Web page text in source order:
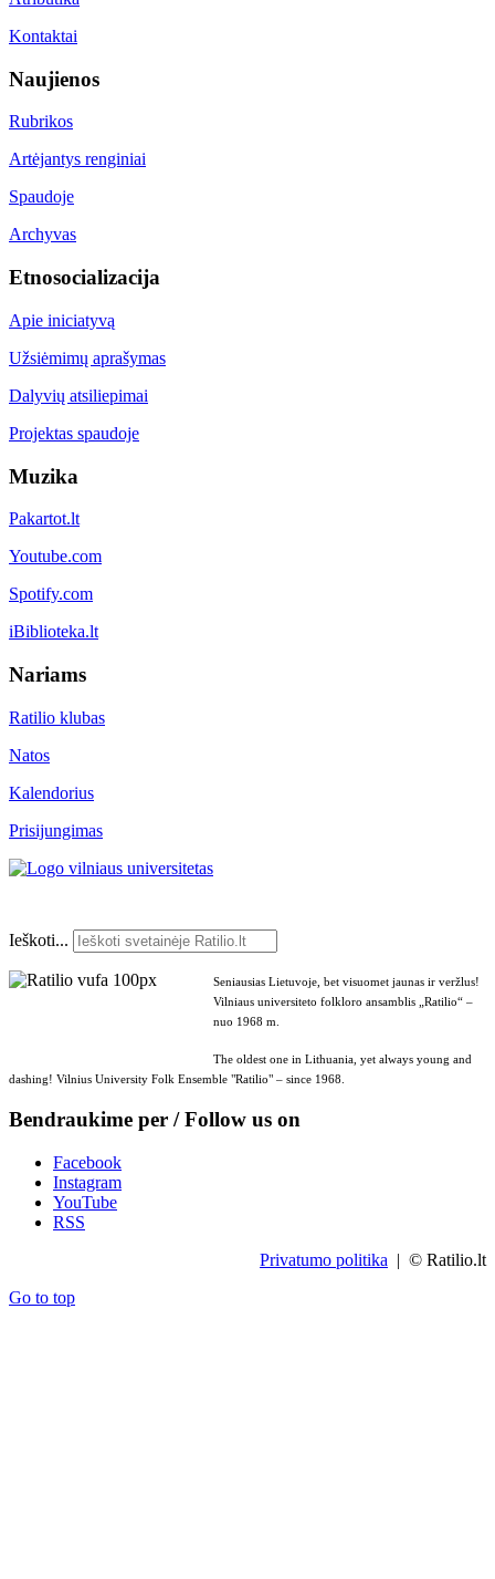
Kontaktai
Naujienos
Rubrikos
Artėjantys renginiai
Spaudoje
Archyvas
Etnosocializacija
Apie iniciatyvą
Užsiėmimų aprašymas
Dalyvių atsiliepimai
Projektas spaudoje
Muzika
Pakartot.lt
Youtube.com
Spotify.com
iBiblioteka.lt
Nariams
Ratilio klubas
Natos
Kalendorius
Prisijungimas
Ieškoti...
Seniausias Lietuvoje, bet visuomet jaunas ir veržlus!
Vilniaus universiteto folkloro ansamblis „Ratilio“ –
nuo 1968 m.
The oldest one in Lithuania, yet always young and
dashing! Vilnius University Folk Ensemble "Ratilio" – since 1968.
Bendraukime per / Follow us on
Facebook
Instagram
YouTube
RSS
Privatumo politika | © Ratilio.lt
Go to top